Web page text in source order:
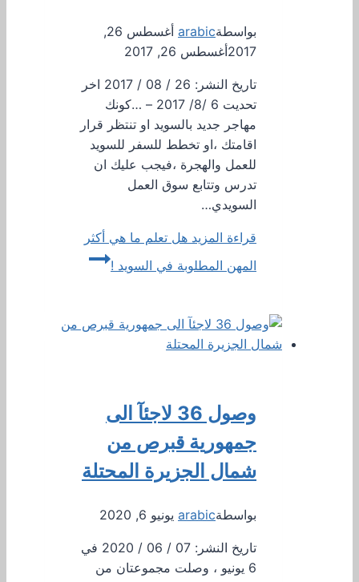
بواسطةarabic
أغسطس 26,
2017أغسطس 26, 2017
تاريخ النشر: 26 / 08 / 2017 اخر
تحديت 6 /8/ 2017 – …كونك
مهاجر جديد بالسويد او تنتظر قرار
اقامتك ،او تخطط للسفر للسويد
للعمل والهجرة ،فيجب عليك ان
تدرس وتتابع سوق العمل
السويدي…
قراءة المزيد هل تعلم ما هي أكثر
المهن المطلوبة في السويد !
وصول 36 لاجئآ الى
جمهورية قبرص من
شمال الجزيرة المحتلة
بواسطةarabic يونيو 6, 2020
تاريخ النشر: 07 / 06 / 2020 في
6 يونيو ، وصلت مجموعتان من